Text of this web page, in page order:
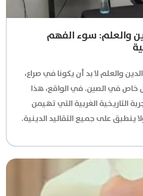
والعلم: سوء الفهم
والعلم لا بد أن يكونا في صراع،
في الصين. في الواقع، هذا
التاريخية الغربية التي تهيمن
ينطبق على جميع التقاليد الدينية.